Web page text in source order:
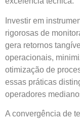
Investir em
rigorosas de
gera retornos
operacionais,
otimização de
essas práticas
operadores
A convergência de